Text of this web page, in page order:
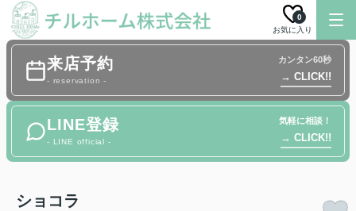
お気に入り
0
来店予約
- reservation -
カンタン60秒
→ CLICK!!
LINE登録
- LINE official -
気軽に相談！
→ CLICK!!
ショコラ